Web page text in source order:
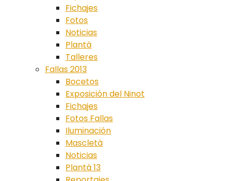
Fichajes
Fotos
Noticias
Plantà
Talleres
Fallas 2013
Bocetos
Exposición del Ninot
Fichajes
Fotos Fallas
Iluminación
Mascletà
Noticias
Plantà 13